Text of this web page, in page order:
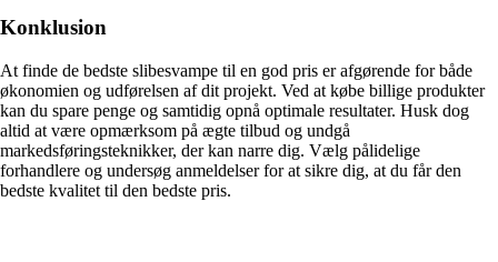
Konklusion
At finde de bedste slibesvampe til en god pris er afgørende for både
økonomien og udførelsen af dit projekt. Ved at købe billige produkter
kan du spare penge og samtidig opnå optimale resultater. Husk dog
altid at være opmærksom på ægte tilbud og undgå
markedsføringsteknikker, der kan narre dig. Vælg pålidelige
forhandlere og undersøg anmeldelser for at sikre dig, at du får den
bedste kvalitet til den bedste pris.